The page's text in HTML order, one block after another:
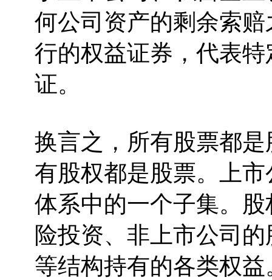
何公司资产的剩余索
行的权益证券，代表
证。
换言之，所有股票都
有股权都是股票。上
体系中的一个子集。
险投资、非上市公司
等结构持有的各类权益